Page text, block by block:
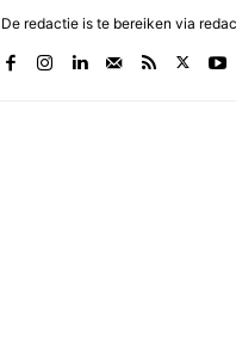
De redactie is te bereiken via